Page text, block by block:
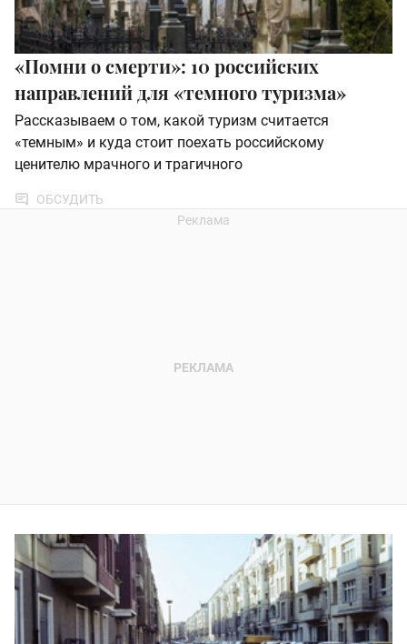
«Помни о смерти»: 10 российских
направлений для «темного туризма»
Рассказываем о том, какой туризм считается
«темным» и куда стоит поехать российскому
ценителю мрачного и трагичного
ОБСУДИТЬ